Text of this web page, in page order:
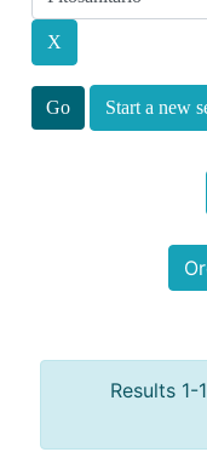
Start a new
Results